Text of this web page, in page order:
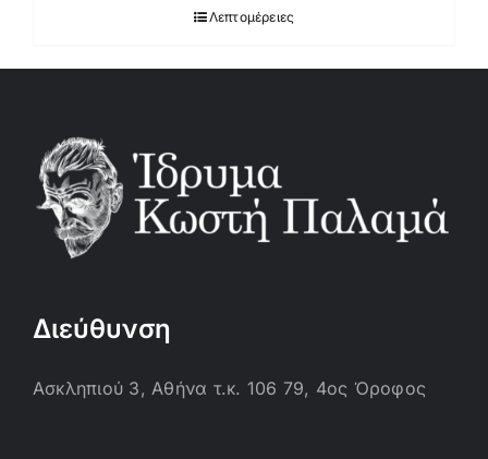
Λεπτομέρειες
Διεύθυνση
Ασκληπιού 3, Αθήνα τ.κ. 106 79, 4ος Όροφος